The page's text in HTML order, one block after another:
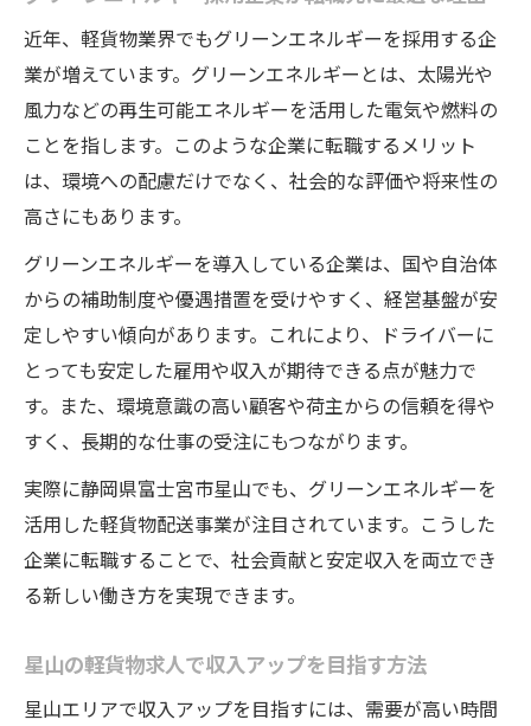
近年、軽貨物業界でもグリーンエネルギーを採用する企
業が増えています。グリーンエネルギーとは、太陽光や
風力などの再生可能エネルギーを活用した電気や燃料の
ことを指します。このような企業に転職するメリット
は、環境への配慮だけでなく、社会的な評価や将来性の
高さにもあります。
グリーンエネルギーを導入している企業は、国や自治体
からの補助制度や優遇措置を受けやすく、経営基盤が安
定しやすい傾向があります。これにより、ドライバーに
とっても安定した雇用や収入が期待できる点が魅力で
す。また、環境意識の高い顧客や荷主からの信頼を得や
すく、長期的な仕事の受注にもつながります。
実際に静岡県富士宮市星山でも、グリーンエネルギーを
活用した軽貨物配送事業が注目されています。こうした
企業に転職することで、社会貢献と安定収入を両立でき
る新しい働き方を実現できます。
星山の軽貨物求人で収入アップを目指す方法
星山エリアで収入アップを目指すには、需要が高い時間